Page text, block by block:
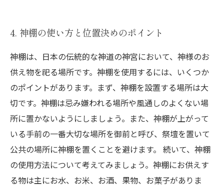
4. 神棚の使い方と位置決めのポイント
神棚は、日本の伝統的な神道の神宮において、神様のお
供え物を祀る場所です。神棚を使用するには、いくつか
のポイントがあります。まず、神棚を設置する場所は大
切です。神棚は忌み嫌われる場所や風通しのよくない場
所に置かないようにしましょう。また、神棚が上がって
いる手前の一番大切な場所を御前と呼び、祭壇を置いて
公共の場所に神棚を置くことを避けます。 続いて、神棚
の使用方法について考えてみましょう。神棚にお供えす
る物は主にお水、お米、お酒、果物、お菓子がありま